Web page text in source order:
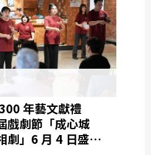
年藝文獻禮
戲劇節「成心城
劇」6 月 4 日盛大